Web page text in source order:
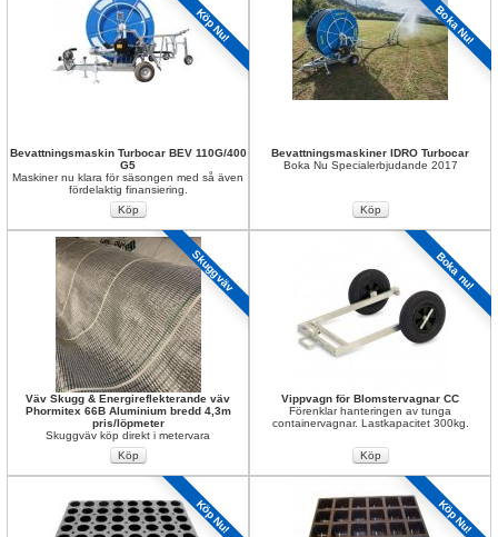
Köp Nu!
Bevattningsmaskin Turbocar BEV 110G/400
G5
Maskiner nu klara för säsongen med så även
fördelaktig finansiering.
Boka Nu!
Bevattningsmaskiner IDRO Turbocar
Boka Nu Specialerbjudande 2017
Skuggväv
Väv Skugg & Energireflekterande väv
Phormitex 66B Aluminium bredd 4,3m
pris/löpmeter
Skuggväv köp direkt i metervara
Boka nu!
Vippvagn för Blomstervagnar CC
Förenklar hanteringen av tunga
containervagnar. Lastkapacitet 300kg.
Köp Nu! Köp Nu!